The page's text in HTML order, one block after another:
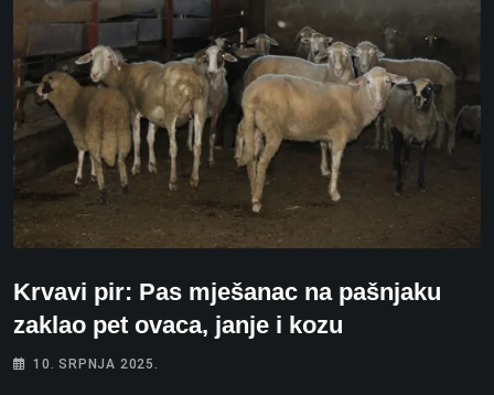
Krvavi pir: Pas mješanac na pašnjaku
zaklao pet ovaca, janje i kozu
10. SRPNJA 2025.